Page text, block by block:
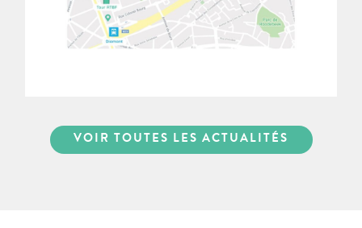
VOIR TOUTES LES ACTUALITÉS